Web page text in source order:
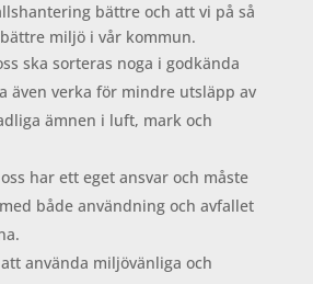
bättre och att vi på så
miljö i vår kommun.
ska sorteras noga i godkända
även verka för mindre utsläpp av
ämnen i luft, mark och
har ett eget ansvar och måste
både användning och avfallet
använda miljövänliga och